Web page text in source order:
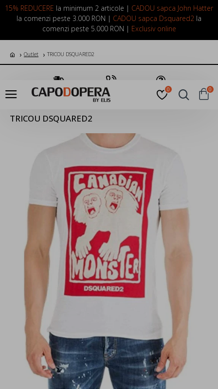
15% REDUCERE la minimum 2 articole | CADOU sapca John Hatter
la comenzi peste 3.000 RON | CADOU sapca Dsquared2 la
comenzi peste 5.000 RON | Exclusiv online
LOGIN INREGISTRARE
0 0
Outlet TRICOU DSQUARED2
Transport Gratuit Suna Acum Pune o Intrebare
TRICOU DSQUARED2